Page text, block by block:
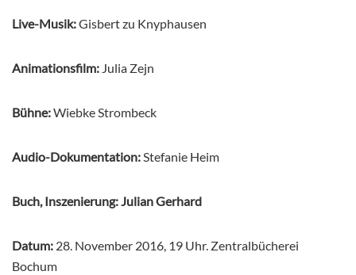
Live-Musik:Gisbert zu Knyphausen
Animationsfilm: Julia Zejn
Bühne:Wiebke Strombeck
Audio-Dokumentation:Stefanie Heim
Buch, Inszenierung: Julian Gerhard
Datum: 28. November 2016, 19 Uhr. Zentralbücherei
Bochum